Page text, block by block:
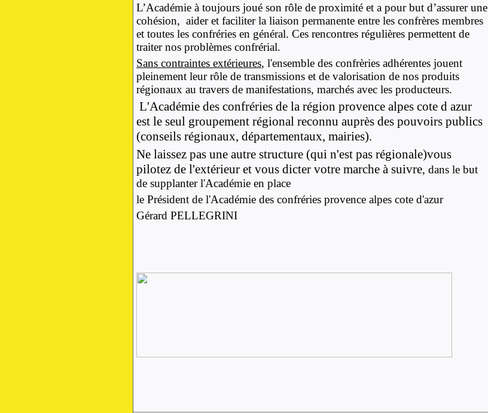
L’Académie à toujours joué son rôle de proximité et a pour but d’assurer une
cohésion, aider et faciliter la liaison permanente entre les confrères membres
et toutes les confréries en général. Ces rencontres régulières permettent de
traiter nos problèmes confrérial.
Sans contraintes extérieures, l'ensemble des confrèries adhérentes jouent
pleinement leur rôle de transmissions et de valorisation de nos produits
régionaux au travers de manifestations, marchés avec les producteurs.
L'Académie des confréries de la région provence alpes cote d azur
est le seul groupement régional reconnu auprès des pouvoirs publics
(conseils régionaux, départementaux, mairies).
Ne laissez pas une autre structure (qui n'est pas régionale)vous
pilotez de l'extérieur et vous dicter votre marche à suivre, dans le but
de supplanter l'Académie en place
le Président de l'Académie des confréries provence alpes cote d'azur
Gérard PELLEGRINI